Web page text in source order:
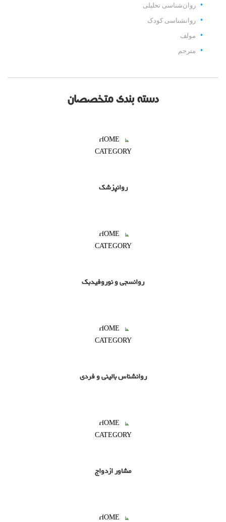
روان‌شناسی تحلیلی
روانشناسی کودک
مولف
مترجم
دسته بندی متخصصان
روانپزشک
روانسجی و نوروفیدبک
روانشناس بالینی و فردی
مشاور ازدواج